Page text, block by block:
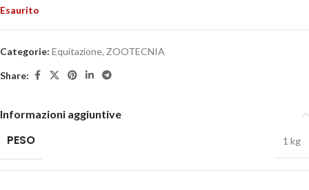
Esaurito
Categorie: Equitazione, ZOOTECNIA
Share:
Informazioni aggiuntive
PESO 1 kg